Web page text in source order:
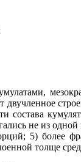
состава
не из
5) более
толще